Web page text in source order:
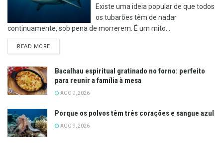
Existe uma ideia popular de que todos
os tubarões têm de nadar
continuamente, sob pena de morrerem. É um mito...
READ MOREDETAILS
Bacalhau espiritual gratinado no forno: perfeito
para reunir a família à mesa
AGO 9, 2026
Porque os polvos têm três corações e sangue azul
AGO 9, 2026